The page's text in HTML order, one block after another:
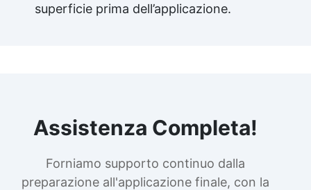
superficie prima dell’applicazione.
Assistenza Completa!
Forniamo supporto continuo dalla
preparazione all'applicazione finale, con la